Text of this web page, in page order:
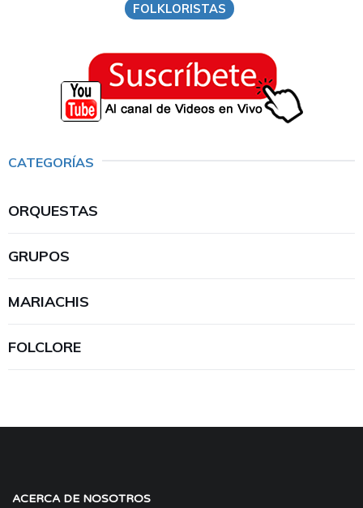
FOLKLORISTAS
CATEGORÍAS
ORQUESTAS
GRUPOS
MARIACHIS
FOLCLORE
ACERCA DE NOSOTROS